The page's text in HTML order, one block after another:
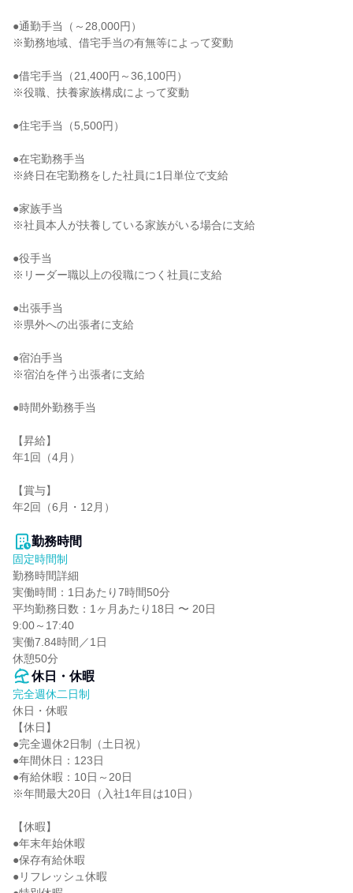
●通勤手当（～28,000円）
※勤務地域、借宅手当の有無等によって変動
●借宅手当（21,400円～36,100円）
※役職、扶養家族構成によって変動
●住宅手当（5,500円）
●在宅勤務手当
※終日在宅勤務をした社員に1日単位で支給
●家族手当
※社員本人が扶養している家族がいる場合に支給
●役手当
※リーダー職以上の役職につく社員に支給
●出張手当
※県外への出張者に支給
●宿泊手当
※宿泊を伴う出張者に支給
●時間外勤務手当
【昇給】
年1回（4月）
【賞与】
年2回（6月・12月）
勤務時間
固定時間制
勤務時間詳細
実働時間：1日あたり7時間50分
平均勤務日数：1ヶ月あたり18日 〜 20日
9:00～17:40
実働7.84時間／1日
休憩50分
休日・休暇
完全週休二日制
休日・休暇
【休日】
●完全週休2日制（土日祝）
●年間休日：123日
●有給休暇：10日～20日
※年間最大20日（入社1年目は10日）
【休暇】
●年末年始休暇
●保存有給休暇
●リフレッシュ休暇